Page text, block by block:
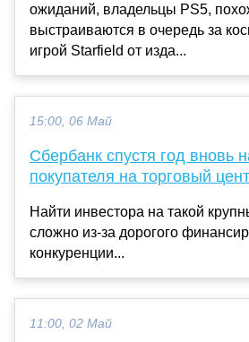
ожиданий, владельцы PS5,
выстраиваются в очередь за
игрой Starfield от изда...
15:00, 06 Май
Сбербанк спустя год вновь
покупателя на торговый
Найти инвестора на такой
сложно из-за дорогого
конкуренции...
11:00, 02 Май